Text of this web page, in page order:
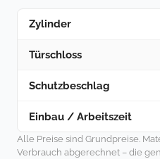
Zylinder
Türschloss
Schutzbeschlag
Einbau / Arbeitszeit
Alle Preise sind Grundpreise.
Verbrauch abgerechnet – die